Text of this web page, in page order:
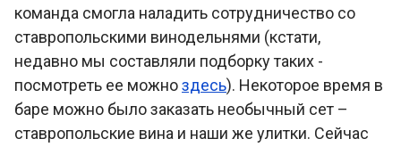
команда смогла наладить сотрудничество со
ставропольскими винодельнями (кстати,
недавно мы составляли подборку таких -
посмотреть ее можноздесь). Некоторое время в
баре можно было заказать необычный сет –
ставропольские вина и наши же улитки. Сейчас